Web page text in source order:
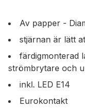
Av papper -
stjärnan är lätt
färdigmonterad
strömbrytare och
inkl. LED E14
Eurokontakt